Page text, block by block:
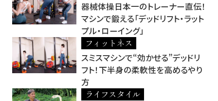
器械体操日本一のトレーナー直伝！
マシンで鍛える「デッドリフト・ラット
プル・ローイング」
フィットネス
スミスマシンで“効かせる”デッドリ
フト！下半身の柔軟性を高めるやり
方
ライフスタイル